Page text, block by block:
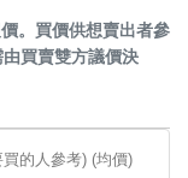
。買價供想賣出者參
買賣雙方議價決
的人參考) (均價)